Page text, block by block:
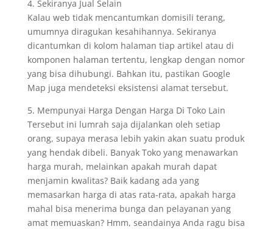
4. Sekiranya Jual Selain
Kalau web tidak mencantumkan domisili terang,
umumnya diragukan kesahihannya. Sekiranya
dicantumkan di kolom halaman tiap artikel atau di
komponen halaman tertentu, lengkap dengan nomor
yang bisa dihubungi. Bahkan itu, pastikan Google
Map juga mendeteksi eksistensi alamat tersebut.
5. Mempunyai Harga Dengan Harga Di Toko Lain
Tersebut ini lumrah saja dijalankan oleh setiap
orang, supaya merasa lebih yakin akan suatu produk
yang hendak dibeli. Banyak Toko yang menawarkan
harga murah, melainkan apakah murah dapat
menjamin kwalitas? Baik kadang ada yang
memasarkan harga di atas rata-rata, apakah harga
mahal bisa menerima bunga dan pelayanan yang
amat memuaskan? Hmm, seandainya Anda ragu bisa